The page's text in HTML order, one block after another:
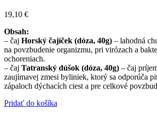
19,10 €
Obsah:
– čaj Horský čajíček (dóza, 40g) – lahodná
na povzbudenie organizmu, pri virózach a
ochoreniach.
– čaj Tatranský dúšok (dóza, 40g) – čaj
zaujímavej zmesi byliniek, ktorý sa odporúča
zápaloch dýchacích ciest a pre celkové
Pridať do košíka